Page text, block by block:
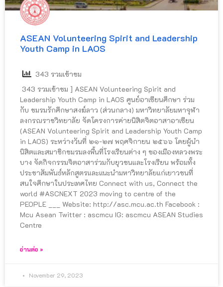
ASEAN Volunteering Spirit and Leadership
Youth Camp in LAOS
343 รวมเข้าชม
343 รวมเข้าชม ] ASEAN Volunteering Spirit and
Leadership Youth Camp in LAOS ศูนย์อาเซียนศึกษา ร่วม
กับ ชมรมรักศึกษาสงฆ์ลาว (ส่วนกลาง) มหาวิทยาลัยมหาจุฬา
ลงกรณราชวิทยาลัย จัดโครงการค่ายนิสิตจิตอาสาอาเซียน
(ASEAN Volunteering Spirit and Leadership Youth Camp
in LAOS) ระหว่างวันที่ ๒๑-๒๗ พฤศจิกายน ๒๕๖๖ โดยผู้นำ
นิสิตและสมาชิกชมรมลงพื้นที่โรงเรียนต่าง ๆ ของเมืองหลวงพระ
บาง จัดกิจกรรมจิตอาสาร่วมกับยุวชนและโรงเรียน พร้อมทั้ง
ประชาสัมพันธ์หลักสูตรและแนะนำมหาวิทยาลัยแก่เยาวชนที่
สนใจศึกษาในประเทศไทย Connect with us, Connect the
world #ASCNEXT 2023 moving to centre of the
PEOPLE ___ Website: http://asc.mcu.ac.th Facebook :
Mcu Asean Twitter : ascmcu IG: ascmcu ASEAN Studies
Centre
อ่านต่อ »
November 29, 2023